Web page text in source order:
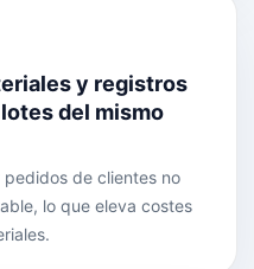
y registros
del mismo
de clientes no
lo que eleva costes